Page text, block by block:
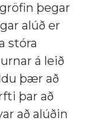
þegar
alúð er
stóra
á leið
þær að
þar að
að alúðin